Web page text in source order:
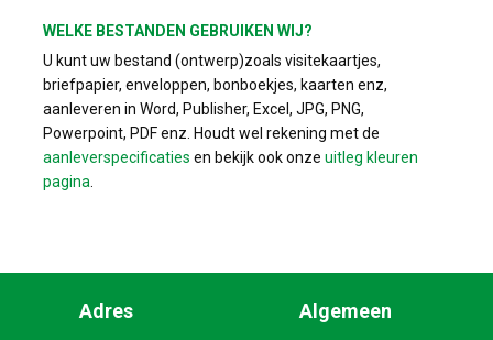
WELKE BESTANDEN GEBRUIKEN WIJ?
U kunt uw bestand (ontwerp)zoals visitekaartjes,
briefpapier, enveloppen, bonboekjes, kaarten enz,
aanleveren in Word, Publisher, Excel, JPG, PNG,
Powerpoint, PDF enz. Houdt wel rekening met de
aanleverspecificaties en bekijk ook onze uitleg kleuren
pagina
Adres Algemeen